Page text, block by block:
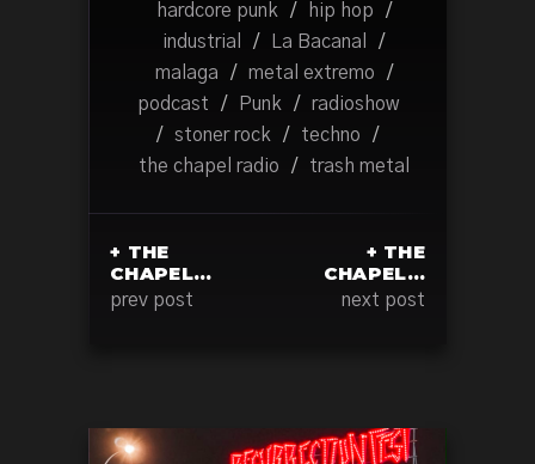
hardcore punk
/ hip hop
/
industrial
/ La Bacanal
/
malaga
/ metal extremo
/
podcast
/ Punk /
radioshow
/
stoner rock / techno
/
the chapel radio
/ trash metal
+ THE
CHAPEL…
prev post
+ THE
CHAPEL…
next post